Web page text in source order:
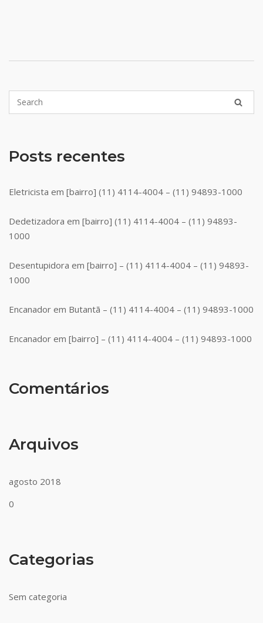
Posts recentes
Eletricista em [bairro] (11) 4114-4004 – (11) 94893-1000
Dedetizadora em [bairro] (11) 4114-4004 – (11) 94893-
1000
Desentupidora em [bairro] – (11) 4114-4004 – (11) 94893-
1000
Encanador em Butantã – (11) 4114-4004 – (11) 94893-1000
Encanador em [bairro] – (11) 4114-4004 – (11) 94893-1000
Comentários
Arquivos
agosto 2018
0
Categorias
Sem categoria